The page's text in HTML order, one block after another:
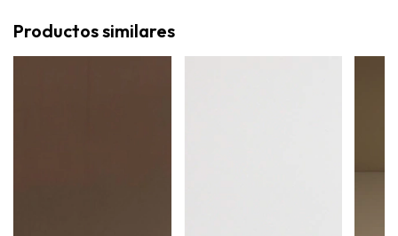
Productos similares